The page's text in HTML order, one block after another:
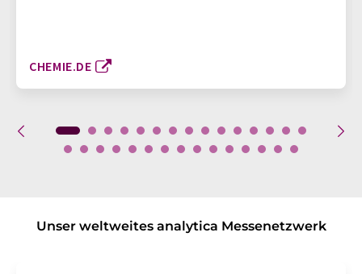
CHEMIE.DE
Unser weltweites analytica Messenetzwerk